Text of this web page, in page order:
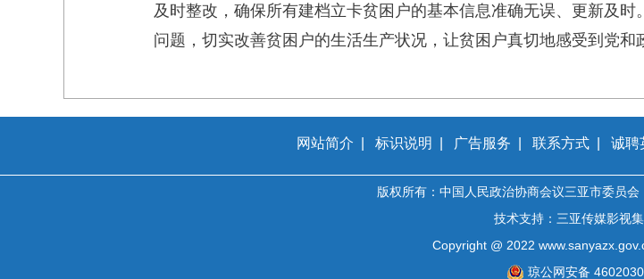
及时整改，确保所有建档立卡贫困户的基本信息准确无误、更新及
问题，切实改善贫困户的生活生产状况，让贫困户真切地感受到党和
网站简介 标识说明 广告服务 联系方式 诚聘
版权所有：中国人民政治协商会议三亚市委员
技术支持：三亚传媒影视
Copyright @ 2022
琼公网安备